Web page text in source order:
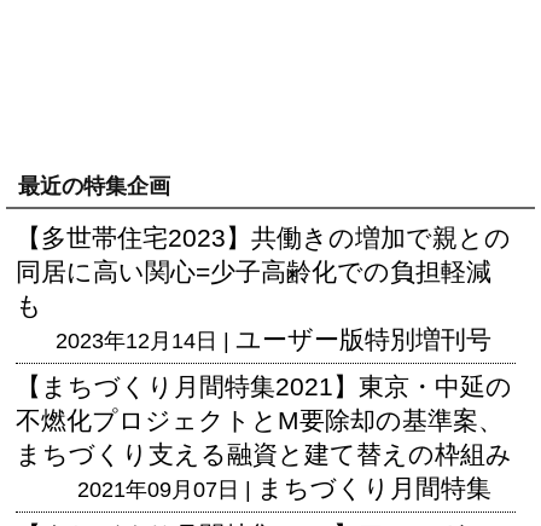
最近の特集企画
【多世帯住宅2023】共働きの増加で親との
同居に高い関心=少子高齢化での負担軽減
も
2023年12月14日 | ユーザー版特別増刊号
【まちづくり月間特集2021】東京・中延の
不燃化プロジェクトとM要除却の基準案、
まちづくり支える融資と建て替えの枠組み
2021年09月07日 |
まちづくり月間特集